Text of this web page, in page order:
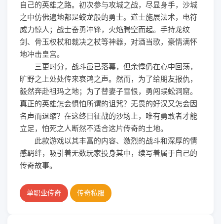
自己的英雄之路。初次参与攻城之战，尽显身手，沙城
之中仿佛遍地都是蛟龙般的勇士。道士施展法术，电符
威力惊人；战士奋勇冲锋，火焰腾空而起。手持龙纹
剑、骨玉权杖和裁决之杖等神器，对酒当歌，豪情满怀
地冲击皇宫。
三更时分，战斗虽已落幕，但余悸仍在心中回荡，
旷野之上处处传来哀鸿之声。然而，为了给朋友报仇，
毅然奔赴祖玛之地；为了替妻子雪恨，勇闯蜈蚣洞窟。
真正的英雄怎会惧怕所谓的诅咒？无畏的好汉又怎会因
名声而退缩？在这终日征战的沙场上，唯有勇敢者才能
立足，怕死之人断然不适合这片传奇的土地。
此款游戏以其丰富的内容、激烈的战斗和深厚的情
感羁绊，吸引着无数玩家投身其中，续写着属于自己的
传奇故事。
单职业传奇 传奇私服